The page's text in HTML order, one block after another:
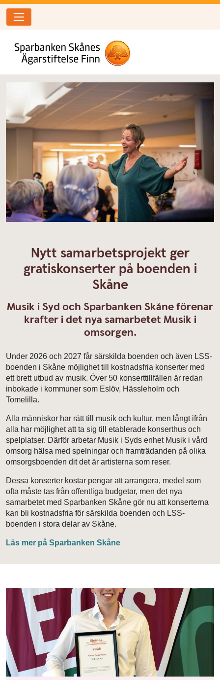
Nytt samarbetsprojekt ger
gratiskonserter på boenden i
Skåne
Musik i Syd och Sparbanken Skåne förenar
krafter i det nya samarbetet Musik i
omsorgen.
Under 2026 och 2027 får särskilda boenden och även LSS-
boenden i Skåne möjlighet till kostnadsfria konserter med
ett brett utbud av musik. Över 50 konserttillfällen är redan
inbokade i kommuner som Eslöv, Hässleholm och
Tomelilla.
Alla människor har rätt till musik och kultur, men långt ifrån
alla har möjlighet att ta sig till etablerade konserthus och
spelplatser. Därför arbetar Musik i Syds enhet Musik i vård
omsorg hälsa med spelningar och framträdanden på olika
omsorgsboenden dit det är artisterna som reser.
Dessa konserter kostar pengar att arrangera, medel som
ofta måste tas från offentliga budgetar, men det nya
samarbetet med Sparbanken Skåne gör nu att konserterna
kan bli kostnadsfria för särskilda boenden och LSS-
boenden i stora delar av Skåne.
Läs mer på Sparbanken Skåne